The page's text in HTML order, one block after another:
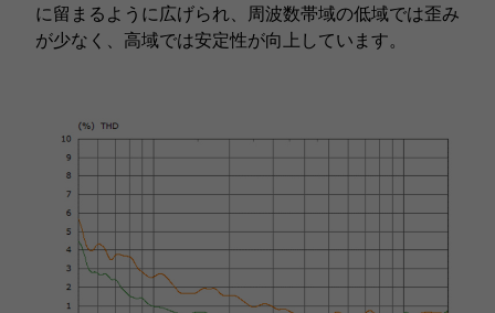
に留まるように広げられ、周波数帯域の低域では歪み
が少なく、高域では安定性が向上しています。